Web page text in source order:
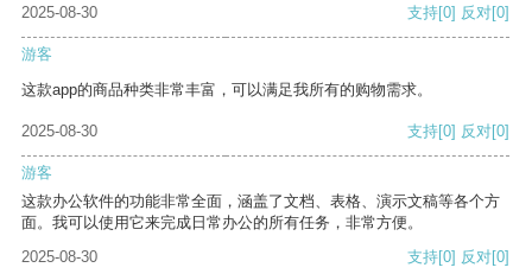
2025-08-30
支持[0] 反对[0]
游客
这款app的商品种类非常丰富，可以满足我所有的购物需求。
2025-08-30 支持[0] 反对[0]
游客
这款办公软件的功能非常全面，涵盖了文档、表格、演示文稿等各个方
面。我可以使用它来完成日常办公的所有任务，非常方便。
2025-08-30
支持[0] 反对[0]